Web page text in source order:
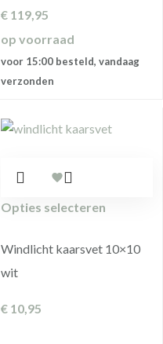
€ 119,95
op voorraad
voor 15:00 besteld, vandaag
verzonden
Opties selecteren
Windlicht kaarsvet 10×10
wit
€ 10,95